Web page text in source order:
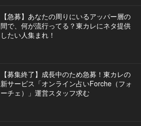
【急募】あなたの周りにいるアッパー層の
間で、何が流行ってる？東カレにネタ提供
したい人集まれ！
【募集終了】成長中のため急募！東カレの
新サービス「オンライン占いForche（フォ
ーチェ）」運営スタッフ求む